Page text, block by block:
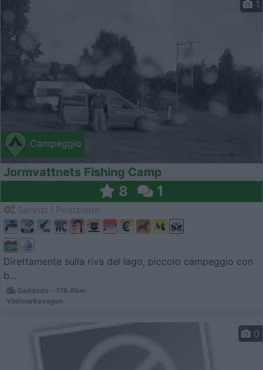
Campeggio
1
Jormvattnets Fishing Camp
8 1
Direttamente sulla riva del lago, piccolo campeggio con
b...
Gaddede - 176.6km
Vildmarksvagen
0